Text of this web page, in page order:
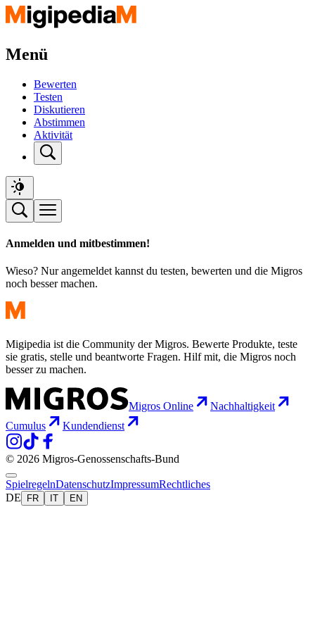
Menü
Bewerten
Testen
Diskutieren
Abstimmen
Aktivität
Anmelden und mitbestimmen!
Wieso? Nur angemeldet kannst du testen, bewerten und die Migros
noch besser machen.
Migipedia ist die Community der Migros. Bewerte Produkte, teste
sie gratis, stelle und beantworte Fragen. Hilf mit, die Migros noch
besser zu machen.
Migros Online
Nachhaltigkeit
Cumulus
Kundendienst
© 2026 Migros-Genossenschafts-Bund
SpielregelnDatenschutzImpressumRechtliches
DE
FR IT EN